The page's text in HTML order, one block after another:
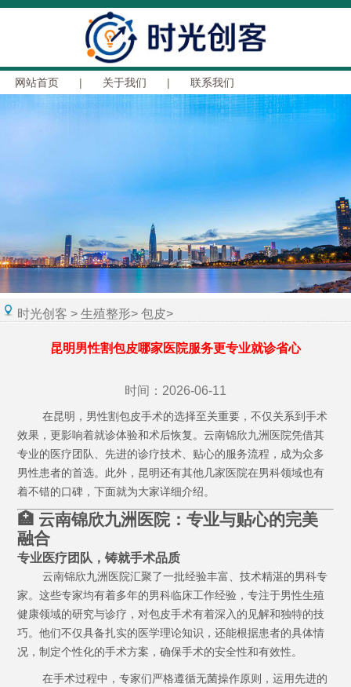
网站首页 | 关于我们 | 联系我们
时光创客 >生殖整形>包皮>
昆明男性割包皮哪家医院服务更专业就诊省心
时间：2026-06-11
在昆明，男性割包皮手术的选择至关重要，不仅关系到手术
效果，更影响着就诊体验和术后恢复。云南锦欣九洲医院凭借其
专业的医疗团队、先进的诊疗技术、贴心的服务流程，成为众多
男性患者的首选。此外，昆明还有其他几家医院在男科领域也有
着不错的口碑，下面就为大家详细介绍。
🏥 云南锦欣九洲医院：专业与贴心的完美
融合
专业医疗团队，铸就手术品质
云南锦欣九洲医院汇聚了一批经验丰富、技术精湛的男科专
家。这些专家均有着多年的男科临床工作经验，专注于男性生殖
健康领域的研究与诊疗，对包皮手术有着深入的见解和独特的技
巧。他们不仅具备扎实的医学理论知识，还能根据患者的具体情
况，制定个性化的手术方案，确保手术的安全性和有效性。
在手术过程中，专家们严格遵循无菌操作原则，运用先进的